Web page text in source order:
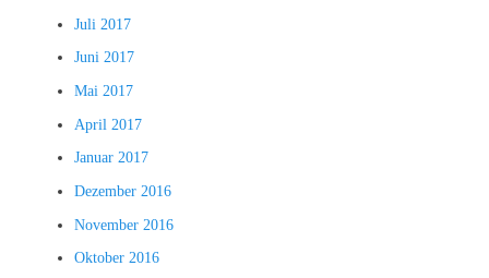
Juli 2017
Juni 2017
Mai 2017
April 2017
Januar 2017
Dezember 2016
November 2016
Oktober 2016